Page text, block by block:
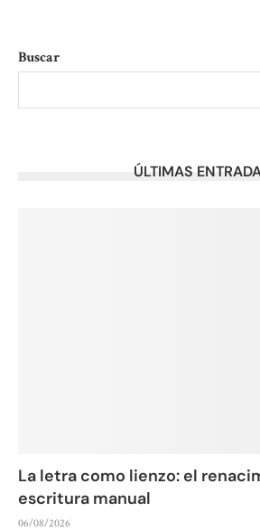
Buscar
ÚLTIMAS
La letra como lienzo: el
escritura manual
06/08/2026